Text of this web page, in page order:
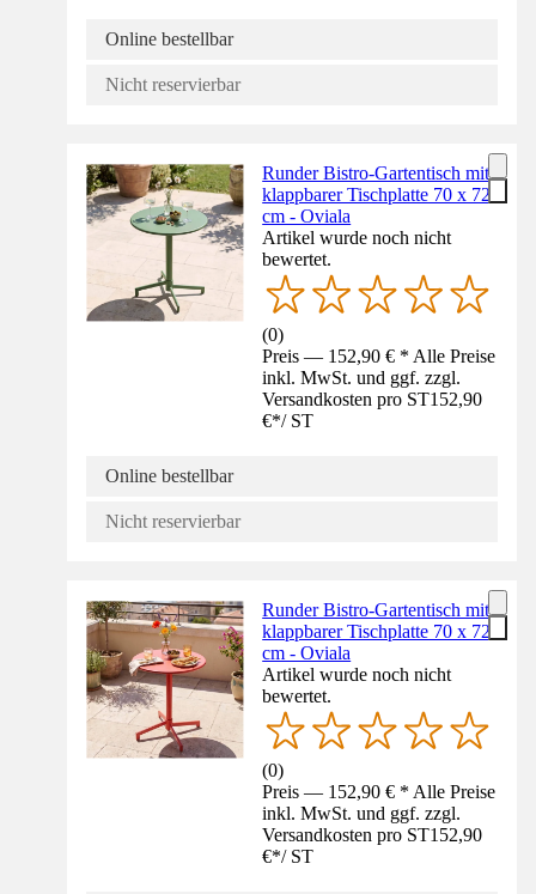
Online bestellbar
Nicht reservierbar
Runder Bistro-Gartentisch mit
klappbarer Tischplatte 70 x 72
cm - Oviala
Artikel wurde noch nicht
bewertet.
(0)
Preis — 152,90 € * Alle Preise
inkl. MwSt. und ggf. zzgl.
Versandkosten pro ST152,90
€*/ ST
Online bestellbar
Nicht reservierbar
Runder Bistro-Gartentisch mit
klappbarer Tischplatte 70 x 72
cm - Oviala
Artikel wurde noch nicht
bewertet.
(0)
Preis — 152,90 € * Alle Preise
inkl. MwSt. und ggf. zzgl.
Versandkosten pro ST152,90
€*/ ST